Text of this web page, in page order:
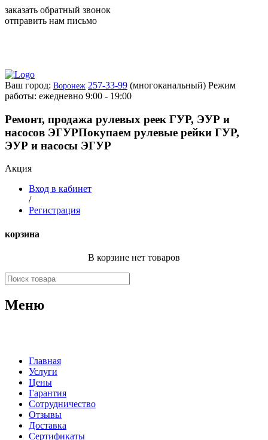
заказать обратный звонок
отправить нам письмо
Ваш город: Воронеж 257-33-99 (многоканальный) Режим
работы: ежедневно 9:00 - 19:00
Ремонт, продажа рулевых реек ГУР, ЭУР и
насосов ЭГУРПокупаем рулевые рейки ГУР,
ЭУР и насосы ЭГУР
Акция
Вход в кабинет
/
Регистрация
корзина
В корзине нет товаров
Меню
Главная
Услуги
Цены
Гарантия
Сотрудничество
Отзывы
Доставка
Сертификаты